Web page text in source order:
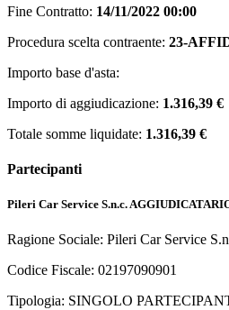
Fine Contratto: 14/11/2022 00:00
Procedura scelta contraente: 23-
Importo base d'asta:
Importo di aggiudicazione: 1.316,39 €
Totale somme liquidate: 1.316,39 €
Partecipanti
Pileri Car Service S.n.c.
Ragione Sociale: Pileri Car Service
Codice Fiscale: 02197090901
Tipologia: SINGOLO